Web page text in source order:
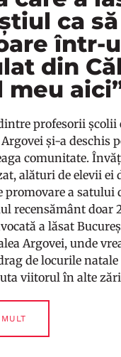
ca
într-
din
meu
profesorii școlii
Argovei și-a deschis
comunitate.
alături de elevii ei
promovare a satului
recensământ doar
a lăsat
Argovei, unde
de locurile natale
viitorul în alte